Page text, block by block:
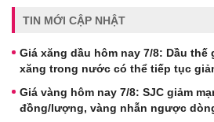
TIN MỚI CẬP NHẬT
Giá xăng dầu hôm nay 7/8: Dầu
xăng trong nước có thể tiếp tục
Giá vàng hôm nay 7/8: SJC giảm
đồng/lượng, vàng nhẫn ngược